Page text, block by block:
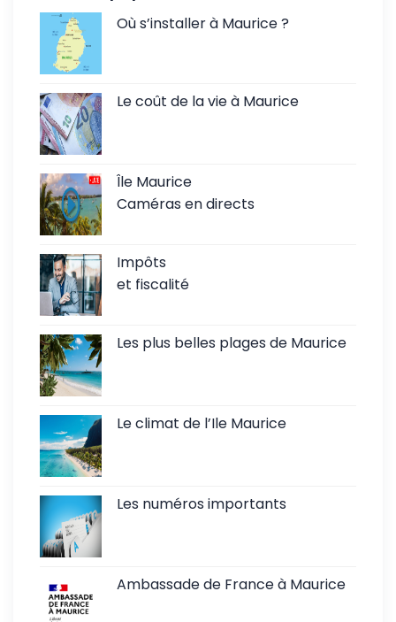
Où s’installer à Maurice ?
Le coût de la vie à Maurice
Île Maurice
Caméras en directs
Impôts
et fiscalité
Les plus belles plages de Maurice
Le climat de l’Ile Maurice
Les numéros importants
Ambassade de France à Maurice